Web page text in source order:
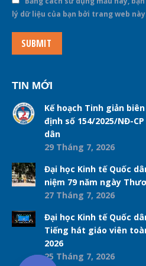
lý dữ liệu của bạn bởi trang web
SUBMIT
TIN MỚI
Kế hoạch Tinh giản
định số 154/2025/NĐ-
dân
29 Tháng 7, 2026
Đại học Kinh tế Quốc
niệm 79 năm ngày
27 Tháng 7, 2026
Đại học Kinh tế Quốc
Tiếng hát giáo viên
2026
25 Tháng 7, 2026